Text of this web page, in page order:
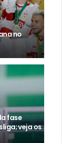
no
fase
veja os